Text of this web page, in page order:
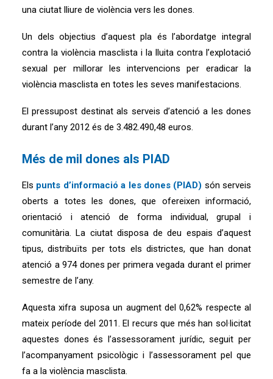
una ciutat lliure de violència vers les dones.
Un dels objectius d’aquest pla és l’abordatge integral
contra la violència masclista i la lluita contra l’explotació
sexual per millorar les intervencions per eradicar la
violència masclista en totes les seves manifestacions.
El pressupost destinat als serveis d’atenció a les dones
durant l’any 2012 és de 3.482.490,48 euros.
Més de mil dones als PIAD
Els punts d’informació a les dones (PIAD) són serveis
oberts a totes les dones, que ofereixen informació,
orientació i atenció de forma individual, grupal i
comunitària. La ciutat disposa de deu espais d’aquest
tipus, distribuïts per tots els districtes, que han donat
atenció a 974 dones per primera vegada durant el primer
semestre de l’any.
Aquesta xifra suposa un augment del 0,62% respecte al
mateix període del 2011. El recurs que més han sol·licitat
aquestes dones és l’assessorament jurídic, seguit per
l’acompanyament psicològic i l’assessorament pel que
fa a la violència masclista.